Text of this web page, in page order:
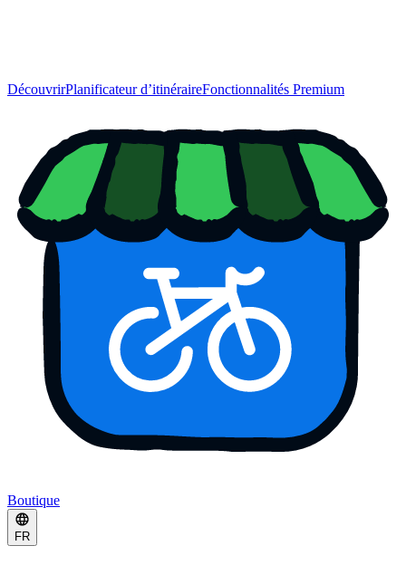
DécouvrirPlanificateur d’itinéraireFonctionnalités Premium
Boutique
FR